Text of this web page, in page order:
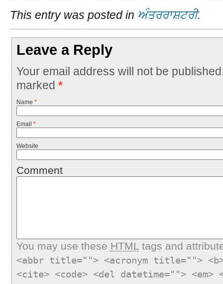
This entry was posted in ਅੰਤਰਰਾਸ਼ਟਰੀ.
Leave a Reply
Your email address will not be
marked *
Name *
Email *
Website
Comment
You may use these HTMLtags and
<abbr title=""> <acronym title="">
<cite> <code> <del datetime="">